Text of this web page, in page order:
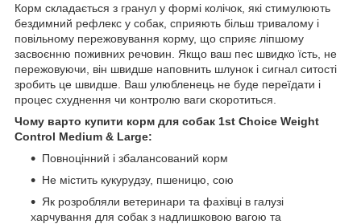
Корм складається з гранул у формі колічок, які стимулюють
бездимний рефлекс у собак, сприяють більш тривалому і
повільному пережовування корму, що сприяє ліпшому
засвоєнню поживних речовин. Якщо ваш пес швидко їсть, не
пережовуючи, він швидше наповнить шлунок і сигнал ситості
зробить це швидше. Ваш улюбленець не буде переїдати і
процес схуднення чи контролю ваги скоротиться.
Чому варто купити корм для собак 1st Choice Weight
Control Medium & Large:
Повноцінний і збалансований корм
Не містить кукурудзу, пшеницю, сою
Як розробляли ветеринари та фахівці в галузі
харчування для собак з надлишковою вагою та